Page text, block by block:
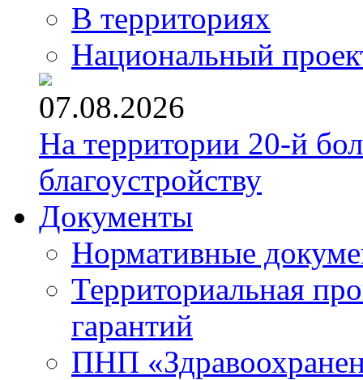
В территориях
Национальный
07.08.2026
На территории 20-й
благоустройству
Документы
Нормативные
Территориальная
гарантий
ПНП